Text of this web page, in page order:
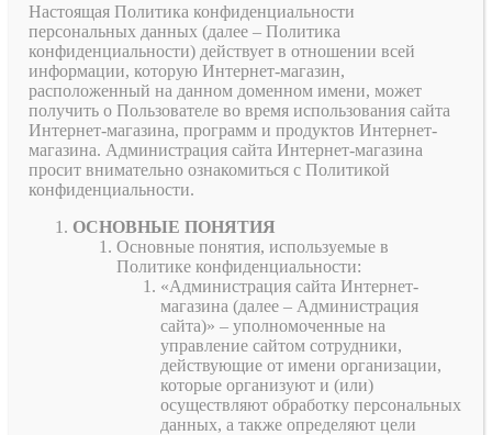
Настоящая Политика конфиденциальности
персональных данных (далее – Политика
конфиденциальности) действует в отношении всей
информации, которую Интернет-магазин,
расположенный на данном доменном имени, может
получить о Пользователе во время использования сайта
Интернет-магазина, программ и продуктов Интернет-
магазина. Администрация сайта Интернет-магазина
просит внимательно ознакомиться с Политикой
конфиденциальности.
ОСНОВНЫЕ ПОНЯТИЯ
Основные понятия, используемые в
Политике конфиденциальности:
«Администрация сайта Интернет-
магазина (далее – Администрация
сайта)» – уполномоченные на
управление сайтом сотрудники,
действующие от имени организации,
которые организуют и (или)
осуществляют обработку персональных
данных, а также определяют цели